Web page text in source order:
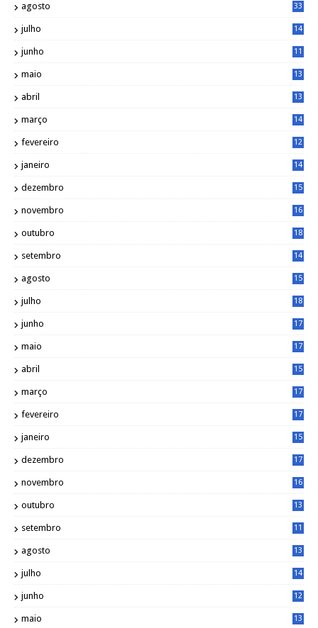
agosto 33
julho
14
junho
11
maio
13
abril
13
março
14
fevereiro
12
janeiro
14
dezembro
15
novembro
16
outubro
18
setembro
14
agosto
15
julho
18
junho
17
maio
17
abril
15
março
17
fevereiro
17
janeiro
15
dezembro
17
novembro
16
outubro
13
setembro
11
agosto
13
julho
14
junho
12
maio
13